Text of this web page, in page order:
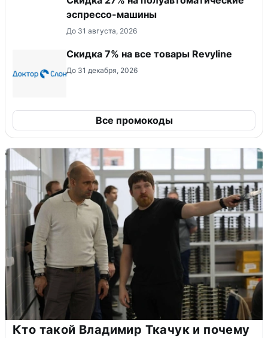
эспрессо-машины
До 31 августа, 2026
​Скидка 7% на все товары Revyline
До 31 декабря, 2026
Все промокоды
Кто такой Владимир Ткачук и почему